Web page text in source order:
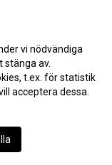
vi nödvändiga
stänga av.
t.ex. för statistik
acceptera dessa.